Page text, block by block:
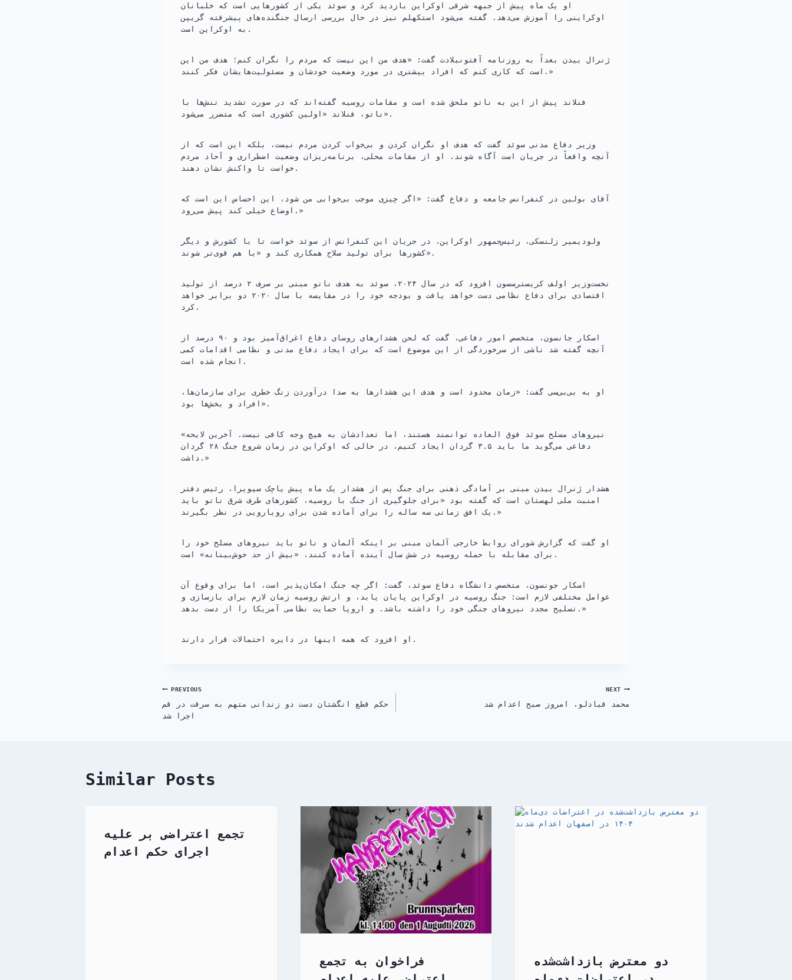
او یک ماه پیش از جبهه شرقی اوکراین بازدید کرد و سوئد یکی از کشورهایی است که خلبانان
اوکراینی را آموزش می‌دهد. گفته می‌شود استکهلم نیز در حال بررسی ارسال جنگنده‌های پیشرفته گریپن
به اوکراین است.
ژنرال بیدن بعداً به روزنامه آفتونبلادت گفت: «هدف من این نیست که مردم را نگران کنم؛ هدف من این
است که کاری کنم که افراد بیشتری در مورد وضعیت خودشان و مسئولیت‌هایشان فکر کنند.»
فنلاند پیش از این به ناتو ملحق شده است و مقامات روسیه گفته‌اند که در صورت تشدید تنش‌ها با
ناتو، فنلاند «اولین کشوری است که متضرر می‌شود».
وزیر دفاع مدنی سوئد گفت که هدف او نگران کردن و بی‌خواب کردن مردم نیست، بلکه این است که از
آنچه واقعاً در جریان است آگاه شوند. او از مقامات محلی، برنامه‌ریزان وضعیت اضطراری و آحاد مردم
خواست تا واکنش نشان دهند.
آقای بولین در کنفرانس جامعه و دفاع گفت: «اگر چیزی موجب بی‌خوابی من شود، این احساس این است که
اوضاع خیلی کند پیش می‌رود.»
ولودیمیر زلنسکی، رئیس‌جمهور اوکراین، در جریان این کنفرانس از سوئد خواست تا با کشورش و دیگر
کشورها برای تولید سلاح همکاری کند و «با هم قوی‌تر شوند».
نخست‌وزیر اولف کریسترسسون افزود که در سال ۲۰۲۴، سوئد به هدف ناتو مبنی بر صرف ۲ درصد از تولید
اقتصادی برای دفاع نظامی دست خواهد یافت و بودجه خود را در مقایسه با سال ۲۰۲۰ دو برابر خواهد
کرد.
اسکار جانسون، متخصص امور دفاعی، گفت که لحن هشدارهای روسای دفاع اغراق‌آمیز بود و ۹۰ درصد از
آنچه گفته شد ناشی از سرخوردگی از این موضوع است که برای ایجاد دفاع مدنی و نظامی اقدامات کمی
انجام شده است.
او به بی‌بی‌سی گفت: «زمان محدود است و هدف این هشدارها به صدا درآوردن زنگ خطری برای سازمان‌ها،
افراد و بخش‌ها بود».
«نیروهای مسلح سوئد فوق العاده توانمند هستند، اما تعدادشان به هیچ وجه کافی نیست. آخرین لایحه
دفاعی می‌گوید ما باید ۳.۵ گردان ایجاد کنیم، در حالی که اوکراین در زمان شروع جنگ ۲۸ گردان
داشت.»
هشدار ژنرال بیدن مبنی بر آمادگی ذهنی برای جنگ پس از هشدار یک ماه پیش یاچک سیویرا، رئیس دفتر
امنیت ملی لهستان است که گفته بود «برای جلوگیری از جنگ با روسیه، کشورهای طرف شرق ناتو باید
یک افق زمانی سه ساله را برای آماده شدن برای رویارویی در نظر بگیرند.»
او گفت که گزارش شورای روابط خارجی آلمان مبنی بر اینکه آلمان و ناتو باید نیروهای مسلح خود را
برای مقابله با حمله روسیه در شش سال آینده آماده کنند، «بیش از حد خوش‌بینانه» است.
اسکار جونسون، متخصص دانشگاه دفاع سوئد، گفت: اگر چه جنگ امکان‌پذیر است، اما برای وقوع آن
عوامل مختلفی لازم است: جنگ روسیه در اوکراین پایان یابد، و ارتش روسیه زمان لازم برای بازسازی و
تسلیح مجدد نیروهای جنگی خود را داشته باشد. و اروپا حمایت نظامی آمریکا را از دست بدهد.»
او افزود که همه اینها در دایره احتمالات قرار دارند.
Post
navigation
PREVIOUS
حکم قطع انگشتان دست دو زندانی متهم به سرقت در قم
اجرا شد
NEXT
محمد قبادلو، امروز صبح اعدام شد
Similar Posts
تجمع اعتراضی بر علیه
اجرای حکم اعدام
فراخوان به تجمع
دو معترض بازداشت‌شده